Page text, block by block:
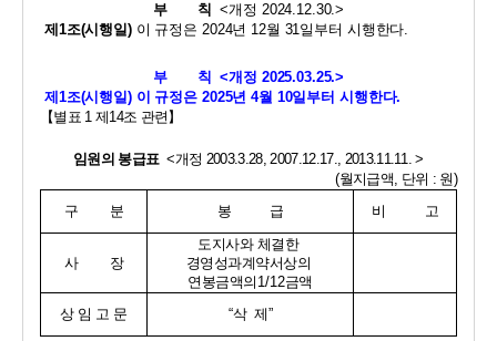
부       칙 <개정 2024.12.30.>
제 1조(시행일) 이 규정은 2024년 12월 31일부터 시행한다.
부       칙 <개정 2025.03.25.>
제 1조(시행일) 이 규정은 2025년 4월 10일부터 시행한다.
【별표 1 제14조 관련 】
임원의 봉급표 <개정 2003.3.28, 2007.12.17., 2013.11.11. >
(월지급액, 단위 : 원)
구        분
봉          급 비          고
사        장
도지사와 체결한
경영성과계약서상의
연봉금액의 1/12금액
상 임 고 문
“삭  제”